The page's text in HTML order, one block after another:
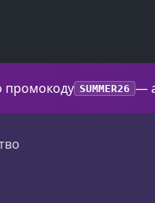
промокоду SUMMER26 —